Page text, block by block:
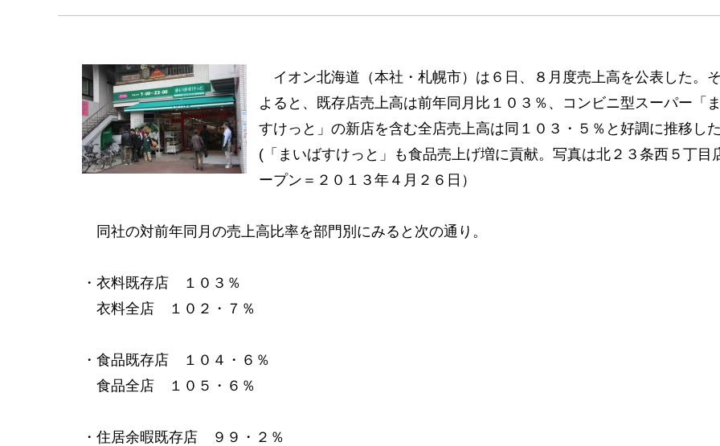
イオン北海道（本社・札幌市）は６日、８月度売上高を公表した。
よると、既存店売上高は前年同月比１０３％、コンビニ型スーパー「
すけっと」の新店を含む全店売上高は同１０３・５％と好調に推移し
(「まいばすけっと」も食品売上げ増に貢献。写真は北２３条西５丁目
ープン＝２０１３年４月２６日）
同社の対前年同月の売上高比率を部門別にみると次の通り。
・衣料既存店 １０３％
衣料全店 １０２・７％
・食品既存店 １０４・６％
食品全店 １０５・６％
・住居余暇既存店 ９９・２％